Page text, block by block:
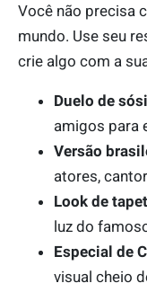
Você não precisa
mundo. Use seu
crie algo com a
Duelo de
amigos para
Versão
atores,
Look de
luz do
Especial de
visual cheio